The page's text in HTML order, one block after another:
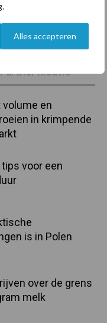
Alles accepteren
Partner nieuws
volume en
in krimpende
voor een
is in Polen
over de grens
melk